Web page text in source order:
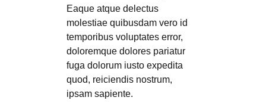
Eaque atque delectus
molestiae quibusdam vero id
temporibus voluptates error,
doloremque dolores pariatur
fuga dolorum iusto expedita
quod, reiciendis nostrum,
ipsam sapiente.